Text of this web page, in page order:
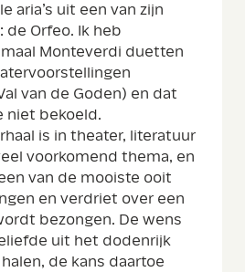
aria’s uit een van zijn
de Orfeo. Ik heb
Monteverdi duetten
van de Goden) en dat
niet bekoeld.
is in theater, literatuur
voorkomend thema, en
van de mooiste ooit
en verdriet over een
bezongen. De wens
uit het dodenrijk
de kans daartoe